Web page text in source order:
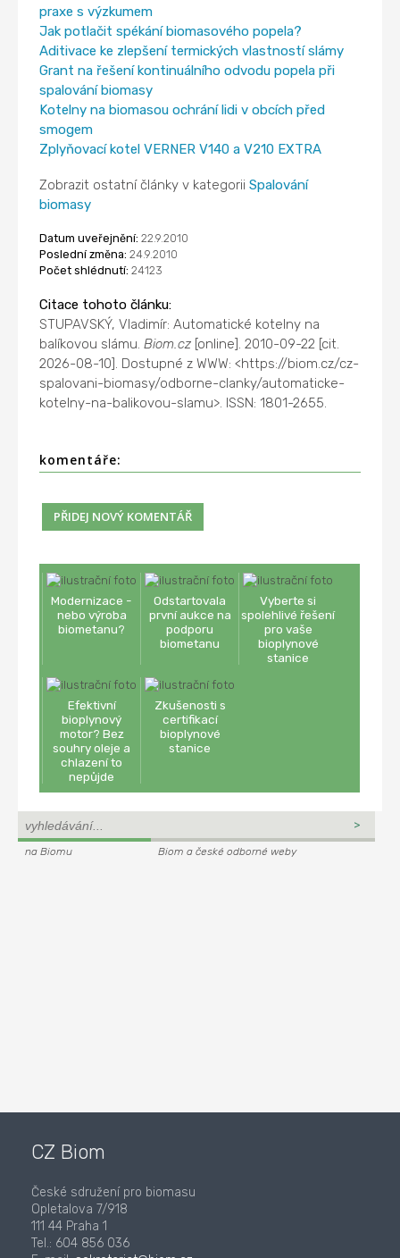
praxe s výzkumem
Jak potlačit spékání biomasového popela?
Aditivace ke zlepšení termických vlastností slámy
Grant na řešení kontinuálního odvodu popela při
spalování biomasy
Kotelny na biomasou ochrání lidi v obcích před
smogem
Zplyňovací kotel VERNER V140 a V210 EXTRA
Zobrazit ostatní články v kategoriiSpalování
biomasy
Datum uveřejnění: 22.9.2010
Poslední změna: 24.9.2010
Počet shlédnutí: 24123
Citace tohoto článku:
STUPAVSKÝ, Vladimír: Automatické kotelny na
balíkovou slámu.Biom.cz [online]. 2010-09-22 [cit.
2026-08-10]. Dostupné z WWW: <https://biom.cz/cz-
spalovani-biomasy/odborne-clanky/automaticke-
kotelny-na-balikovou-slamu>. ISSN: 1801-2655.
komentáře:
Modernizace -
nebo výroba
biometanu?
Odstartovala
první aukce na
podporu
biometanu
Vyberte si
spolehlivé řešení
pro vaše
bioplynové
stanice
Efektivní
bioplynový
motor? Bez
souhry oleje a
chlazení to
nepůjde
Zkušenosti s
certifikací
bioplynové
stanice
na Biomu Biom a české odborné weby
CZ Biom
České sdružení pro biomasu
Opletalova 7/918
111 44 Praha 1
Tel.: 604 856 036